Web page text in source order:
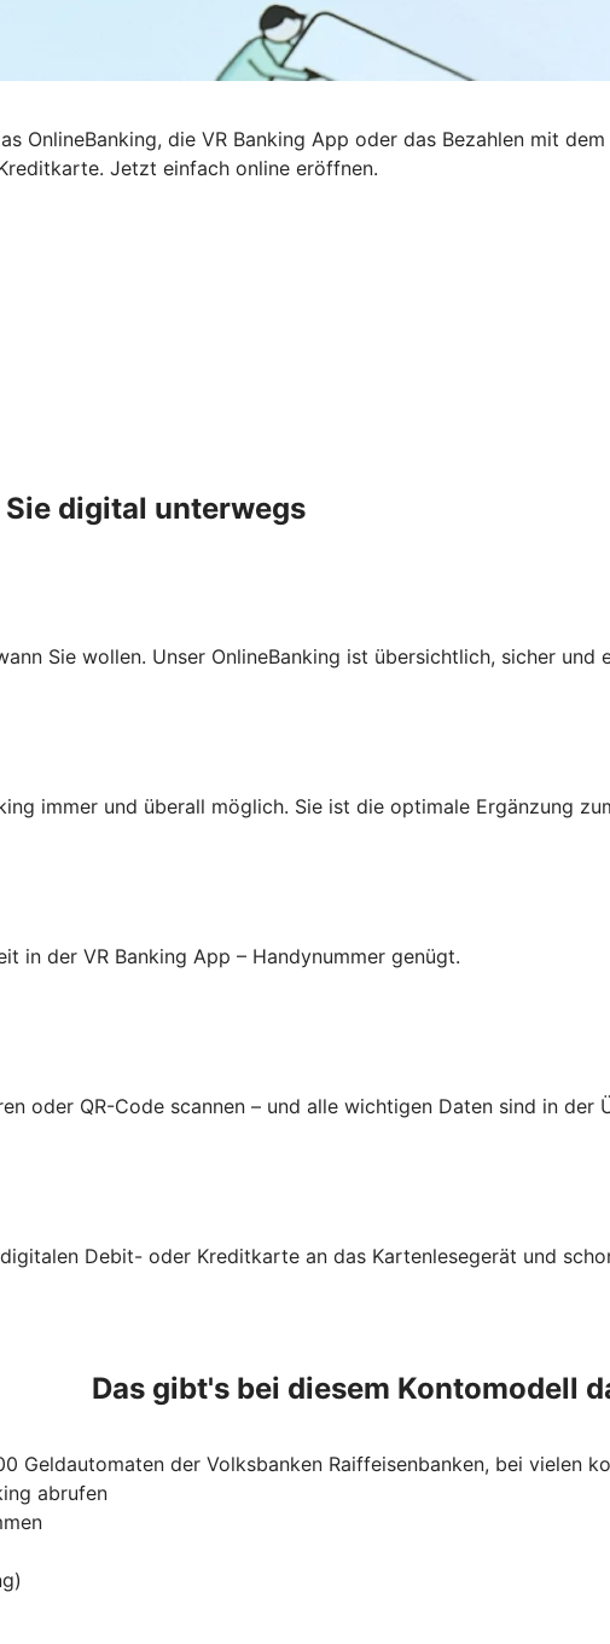
OnlineBanking, die VR Banking App oder das Bezahlen mit
Jetzt einfach online eröffnen.
digital unterwegs
Sie wollen. Unser OnlineBanking ist übersichtlich, sicher und
immer und überall möglich. Sie ist die optimale Ergänzung
in der VR Banking App – Handynummer genügt.
oder QR-Code scannen – und alle wichtigen Daten sind in der
Debit- oder Kreditkarte an das Kartenlesegerät und
Das gibt's bei diesem Kontomodell
Geldautomaten der Volksbanken Raiffeisenbanken, bei vielen
abrufen